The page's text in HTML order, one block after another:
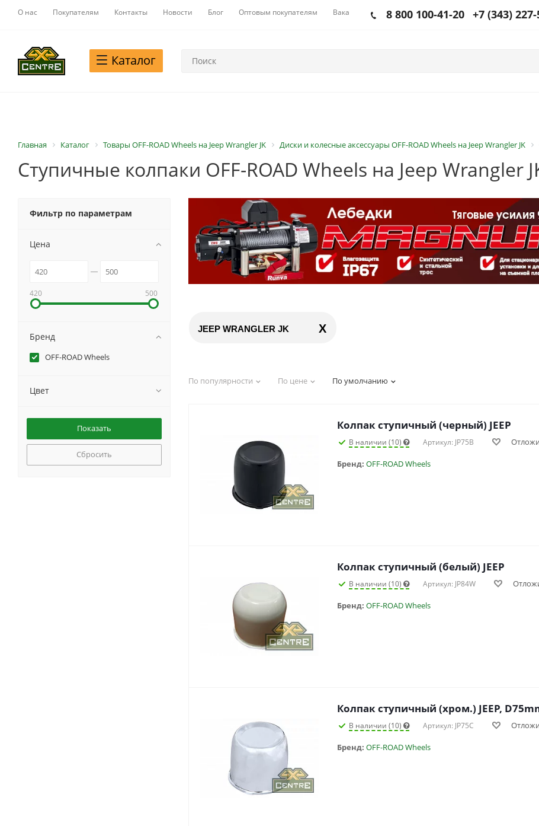
О нас Покупателям Контакты Новости Блог Оптовым покупателям Вакансии 8 800 100-41-20 +7 (343)
Каталог
Главная Каталог Товары OFF-ROAD Wheels на Jeep Wrangler JK Диски и колесные аксессуары OFF-ROAD Wheels на Jeep Wrangler JK
Ступичные колпаки OFF-ROAD Wheels на Jeep Wrangler
JEEP WRANGLER JK X
По популярности По цене По умолчанию
Колпак ступичный (черный) JEEP
В наличии (10) Артикул: JP75B
Бренд: OFF-ROAD Wheels
Колпак ступичный (белый) JEEP
В наличии (10) Артикул: JP84W
Бренд: OFF-ROAD Wheels
Колпак ступичный (хром.) JEEP,
В наличии (10) Артикул: JP75C
Бренд: OFF-ROAD Wheels
Фильтр по параметрам
Цена
420 500
Бренд
OFF-ROAD Wheels
Цвет
Сбросить